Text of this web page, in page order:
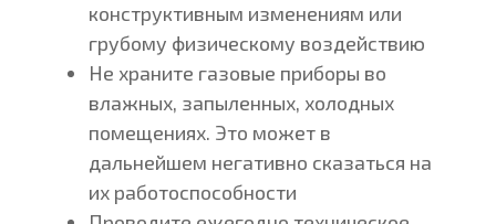
конструктивным изменениям или
грубому физическому воздействию
Не храните газовые приборы во
влажных, запыленных, холодных
помещениях. Это может в
дальнейшем негативно сказаться на
их работоспособности